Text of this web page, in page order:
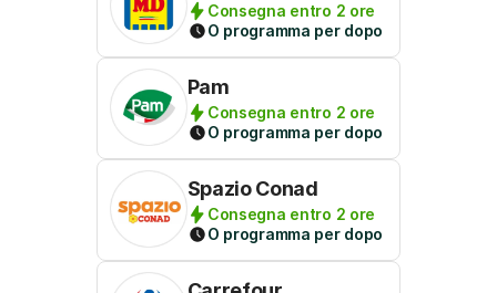
Consegna entro 2 ore
O programma per dopo
Pam
Consegna entro 2 ore
O programma per dopo
Spazio Conad
Consegna entro 2 ore
O programma per dopo